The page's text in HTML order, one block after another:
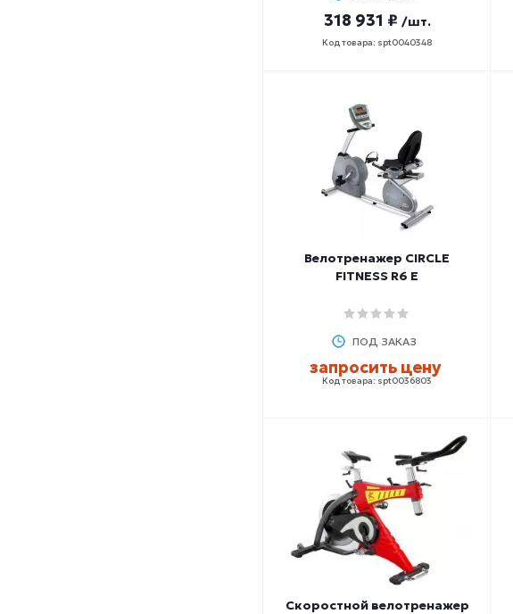
318 931 ₽ /шт.
Код товара: spt0040348
Велотренажер CIRCLE
FITNESS R6 E
ПОД ЗАКАЗ
запросить цену
Код товара: spt0036803
Скоростной велотренажер